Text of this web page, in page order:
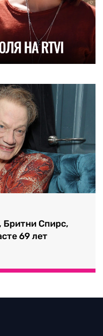
Спирс,
69 лет